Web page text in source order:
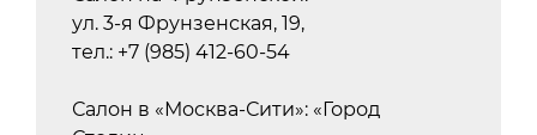
ул. 3-я Фрунзенская, 19,
тел.: +7 (985) 412-60-54
Салон в «Москва-Сити»: «Город